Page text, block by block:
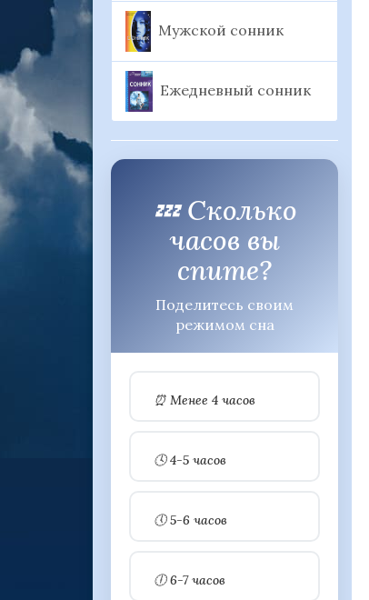
Мужской сонник
Ежедневный сонник
💤 Сколько
часов вы
спите?
Поделитесь своим
режимом сна
⏰ Менее 4 часов
🕓 4-5 часов
🕔 5-6 часов
🕕 6-7 часов